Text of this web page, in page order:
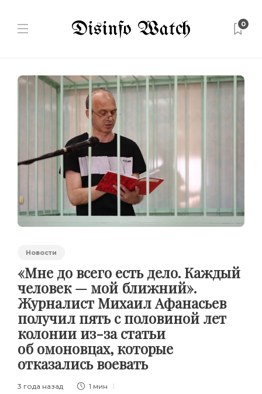
0
Новости
«Мне до всего есть дело. Каждый
человек — мой ближний».
Журналист Михаил Афанасьев
получил пять с половиной лет
колонии из-за статьи
об омоновцах, которые
отказались воевать
3 года назад 1 мин